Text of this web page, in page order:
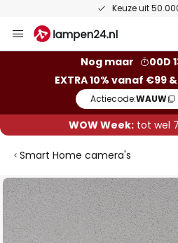
Keuze uit
naar
Nog maar
00D
EXTRA 10% vanaf €99
Actiecode:WAUW
WOW Week:tot wel
Smart Home camera's
Ga
naar
het
einde